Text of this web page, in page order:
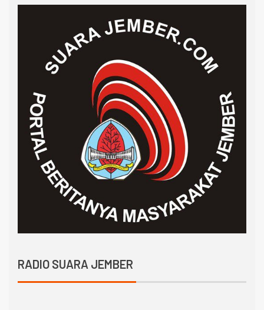
RADIO SUARA JEMBER